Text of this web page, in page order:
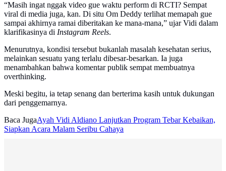
“Masih ingat nggak video gue waktu perform di RCTI? Sempat
viral di media juga, kan. Di situ Om Deddy terlihat memapah gue
sampai akhirnya ramai diberitakan ke mana-mana,” ujar Vidi dalam
klarifikasinya di Instagram Reels.
Menurutnya, kondisi tersebut bukanlah masalah kesehatan serius,
melainkan sesuatu yang terlalu dibesar-besarkan. Ia juga
menambahkan bahwa komentar publik sempat membuatnya
overthinking.
Meski begitu, ia tetap senang dan berterima kasih untuk dukungan
dari penggemarnya.
Baca JugaAyah Vidi Aldiano Lanjutkan Program Tebar Kebaikan,
Siapkan Acara Malam Seribu Cahaya